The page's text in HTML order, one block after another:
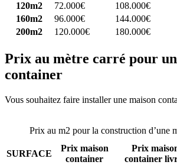
120m2
72.000€ 108.000€
160m2
96.000€ 144.000€
200m2
120.000€ 180.000€
Prix au mètre carré pour
container
Vous souhaitez faire installer une maison
Prix au m2 pour la construction d’une
SURFACE
Prix maison
container
Prix
container